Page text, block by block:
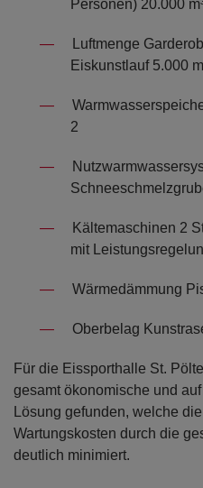
Personen) 20.000
Luftmenge
Eiskunstlauf 5.000
2
Kältemaschinen 2
mit
Wärmedämmung
Oberbelag
Für die Eissporthalle St.
gesamt ökonomische und
Lösung gefunden, welche
Wartungskosten durch die
deutlich minimiert.